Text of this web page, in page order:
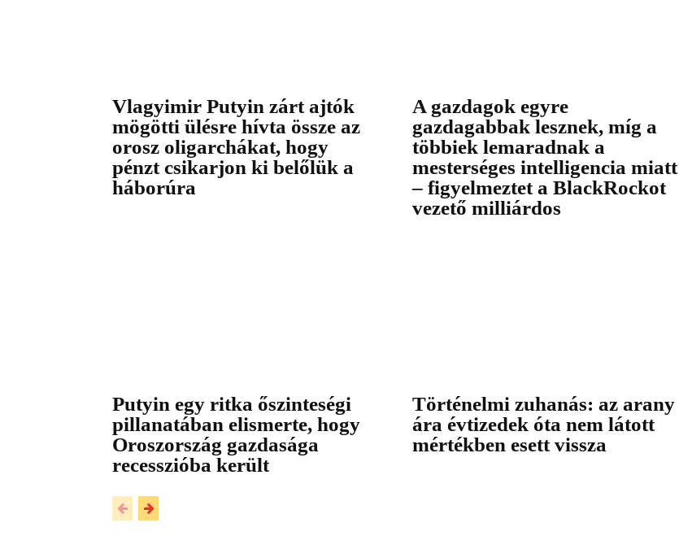
Vlagyimir Putyin zárt ajtók
mögötti ülésre hívta össze az
orosz oligarchákat, hogy
pénzt csikarjon ki belőlük a
háborúra
A gazdagok egyre
gazdagabbak lesznek, míg a
többiek lemaradnak a
mesterséges intelligencia miatt
– figyelmeztet a BlackRockot
vezető milliárdos
Putyin egy ritka őszinteségi
pillanatában elismerte, hogy
Oroszország gazdasága
recesszióba került
Történelmi zuhanás: az arany
ára évtizedek óta nem látott
mértékben esett vissza